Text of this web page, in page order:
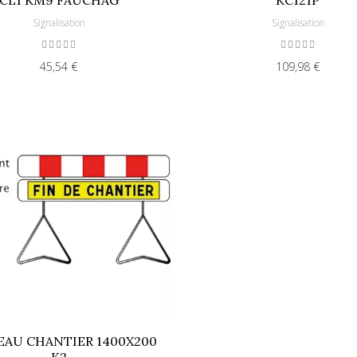
Signalisation
45,54 €
Signalisation
109,98 €
CHANTIER 1400X200